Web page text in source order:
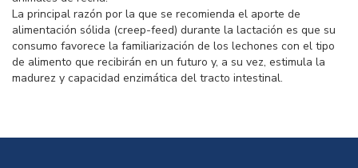
La principal razón por la que se recomienda el aporte de
alimentación sólida (creep-feed) durante la lactación es que su
consumo favorece la familiarización de los lechones con el tipo
de alimento que recibirán en un futuro y, a su vez, estimula la
madurez y capacidad enzimática del tracto intestinal.